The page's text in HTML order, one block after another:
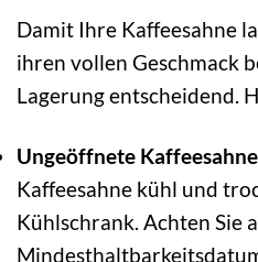
Damit Ihre Kaffeesahne
ihren vollen Geschmack
Lagerung entscheidend.
Ungeöffnete
Kaffeesahne kühl und
Kühlschrank. Achten Sie